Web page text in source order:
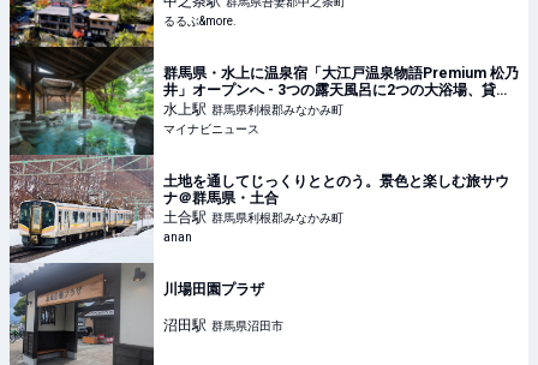
るるぶ&more.
群馬県・水上に温泉宿「大江戸温泉物語Premium 松乃
井」オープンへ - 3つの露天風呂に2つの大浴場、貸し
切り風呂も
水上駅 群馬県利根郡みなかみ町
マイナビニュース
土地を通してじっくりととのう。景色と楽しむ旅サウ
ナ＠群馬県・土合
土合駅 群馬県利根郡みなかみ町
anan
川場田園プラザ
沼田駅 群馬県沼田市